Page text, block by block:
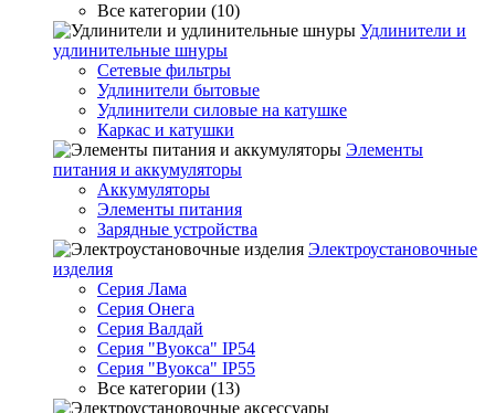
Все категории (10)
Удлинители и
удлинительные шнуры
Сетевые фильтры
Удлинители бытовые
Удлинители силовые на катушке
Каркас и катушки
Элементы
питания и аккумуляторы
Аккумуляторы
Элементы питания
Зарядные устройства
Электроустановочные
изделия
Серия Лама
Серия Онега
Серия Валдай
Серия "Вуокса" IP54
Серия "Вуокса" IP55
Все категории (13)